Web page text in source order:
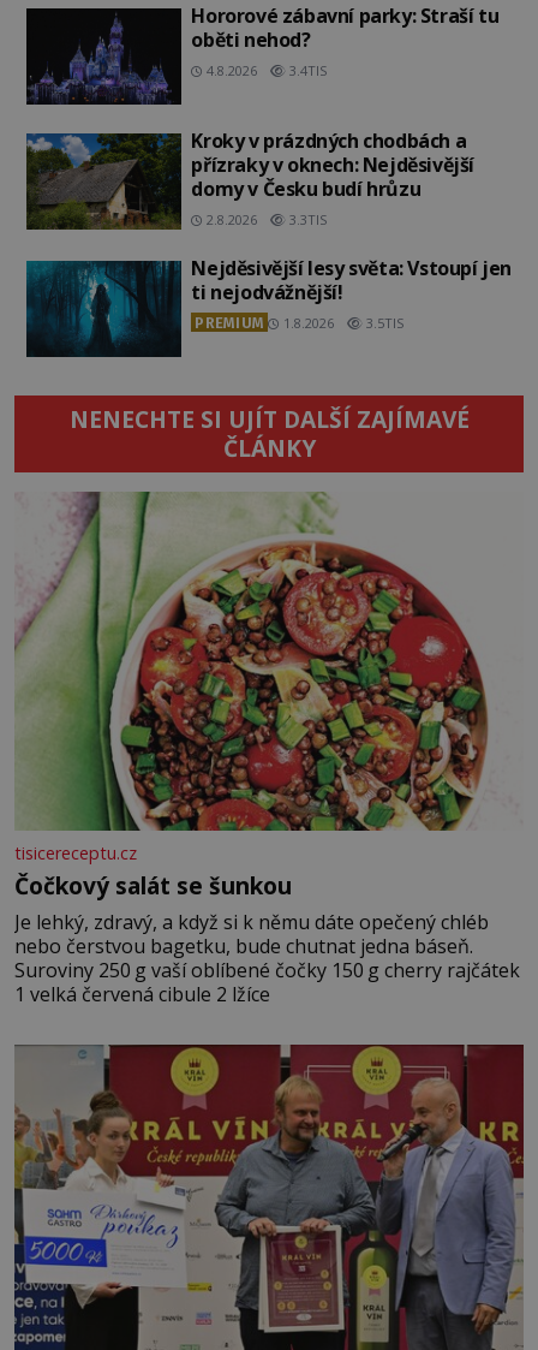
Hororové zábavní parky: Straší tu
oběti nehod?
4.8.2026 3.4TIS
Kroky v prázdných chodbách a
přízraky v oknech: Nejděsivější
domy v Česku budí hrůzu
2.8.2026 3.3TIS
Nejděsivější lesy světa: Vstoupí jen
ti nejodvážnější!
PREMIUM 1.8.2026 3.5TIS
NENECHTE SI UJÍT DALŠÍ ZAJÍMAVÉ
ČLÁNKY
tisicereceptu.cz
Čočkový salát se šunkou
Je lehký, zdravý, a když si k němu dáte opečený chléb
nebo čerstvou bagetku, bude chutnat jedna báseň.
Suroviny 250 g vaší oblíbené čočky 150 g cherry rajčátek
1 velká červená cibule 2 lžíce